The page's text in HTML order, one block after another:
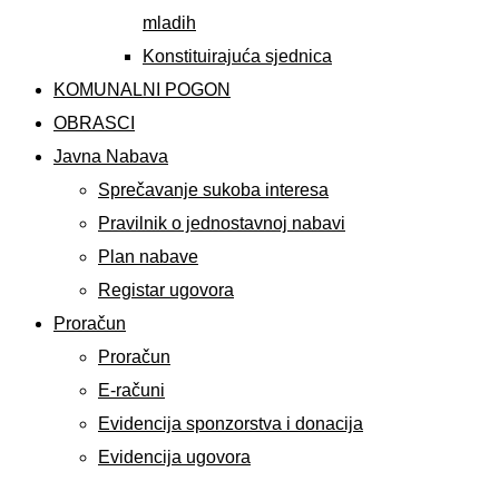
mladih
Konstituirajuća sjednica
KOMUNALNI POGON
OBRASCI
Javna Nabava
Sprečavanje sukoba interesa
Pravilnik o jednostavnoj nabavi
Plan nabave
Registar ugovora
Proračun
Proračun
E-računi
Evidencija sponzorstva i donacija
Evidencija ugovora